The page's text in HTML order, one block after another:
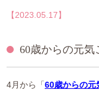
認定資格について
中医薬膳営養師コース
【2023.05.17】
60歳からの元気
4月から「60歳からの元